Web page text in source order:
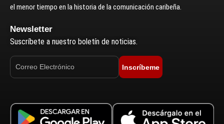
el menor tiempo en la historia de la comunicación caribeña.
Newsletter
Suscríbete a nuestro boletín de noticias.
Inscríbeme